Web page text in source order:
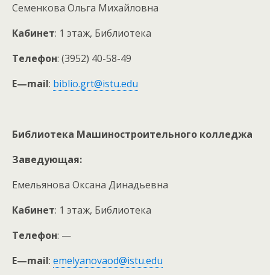
Семенкова Ольга Михайловна
Кабинет: 1 этаж, Библиотека
Телефон: (3952) 40-58-49
E—mail: biblio.grt@istu.edu
Библиотека Машиностроительного колледжа
Заведующая:
Емельянова Оксана Динадьевна
Кабинет: 1 этаж, Библиотека
Телефон: —
E—mail: emelyanovaod@istu.edu